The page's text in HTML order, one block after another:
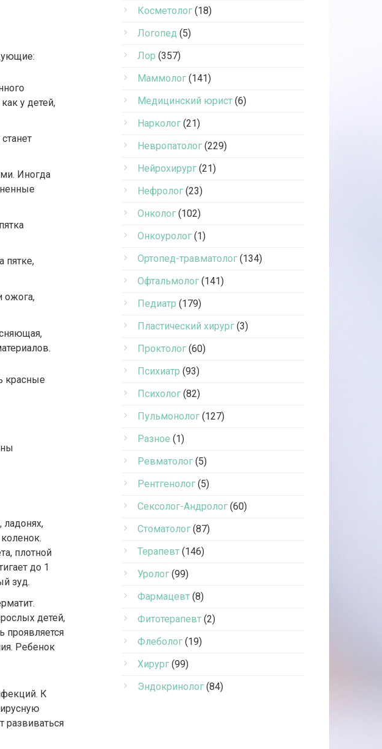
у детей,
Иногда
пятке,
ожога,
красные
плотной
до 1
зуд.
детей,
проявляется
Ребенок
К
Косметолог (18)
Логопед (5)
Лор (357)
Маммолог (141)
Медицинский юрист (6)
Нарколог (21)
Невропатолог (229)
Нейрохирург (21)
Нефролог (23)
Онколог (102)
Онкоуролог (1)
Ортопед-травматолог (134)
Офтальмолог (141)
Педиатр (179)
Пластический хирург (3)
Проктолог (60)
Психиатр (93)
Психолог (82)
Пульмонолог (127)
Разное (1)
Ревматолог (5)
Рентгенолог (5)
Сексолог-Андролог (60)
Стоматолог (87)
Терапевт (146)
Уролог (99)
Фармацевт (8)
Фитотерапевт (2)
Флеболог (19)
Хирург (99)
Эндокринолог (84)